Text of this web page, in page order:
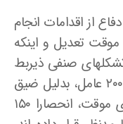
از اقدامات انجام
تعدیل و اینکه
صنفی ذیربط
تهیه شده عنوان داشتند که از بین ۲۰۰۰ عامل، بدلیل ضیق
وقت و تسریع در ابلاغ شاخص های موقت، انحصارا ۱۵۰